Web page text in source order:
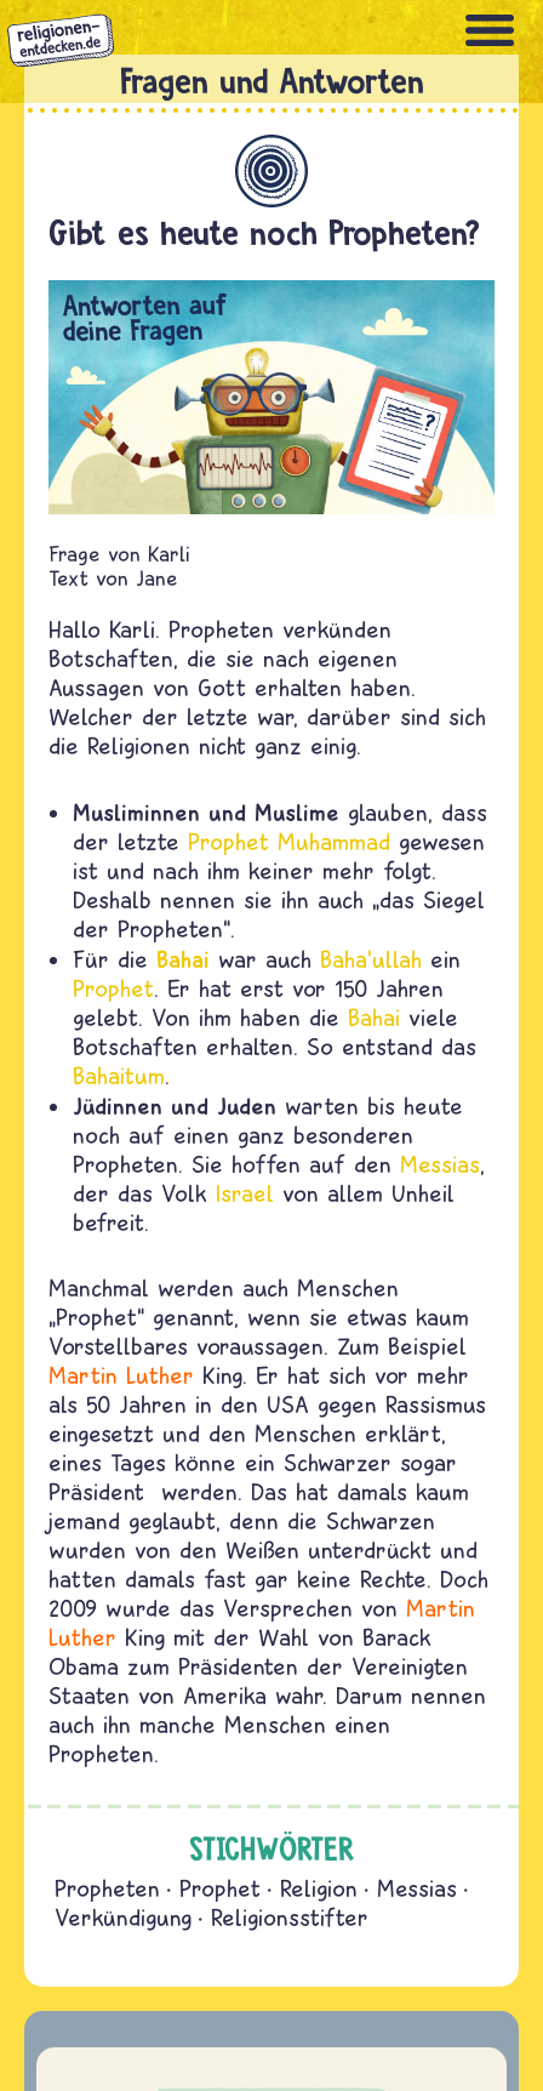
Direkt
zum
Inhalt
Gibt es heute noch Propheten?
Karli
Text von Jane
Hallo Karli. Propheten verkünden
Botschaften, die sie nach eigenen
Aussagen von Gott erhalten haben.
Welcher der letzte war, darüber sind sich
die Religionen nicht ganz einig.
Musliminnen und Muslime glauben, dass
der letzte Prophet Muhammad gewesen
ist und nach ihm keiner mehr folgt.
Deshalb nennen sie ihn auch „das Siegel
der Propheten“.
Für die Bahai war auch Baha’ullah ein
Prophet. Er hat erst vor 150 Jahren
gelebt. Von ihm haben die Bahai viele
Botschaften erhalten. So entstand das
Bahaitum.
Jüdinnen und Juden warten bis heute
noch auf einen ganz besonderen
Propheten. Sie hoffen auf den Messias,
der das Volk Israel von allem Unheil
befreit.
Manchmal werden auch Menschen
„Prophet“ genannt, wenn sie etwas kaum
Vorstellbares voraussagen. Zum Beispiel
Martin Luther King. Er hat sich vor mehr
als 50 Jahren in den USA gegen Rassismus
eingesetzt und den Menschen erklärt,
eines Tages könne ein Schwarzer sogar
Präsident werden. Das hat damals kaum
jemand geglaubt, denn die Schwarzen
wurden von den Weißen unterdrückt und
hatten damals fast gar keine Rechte. Doch
2009 wurde das Versprechen von Martin
Luther King mit der Wahl von Barack
Obama zum Präsidenten der Vereinigten
Staaten von Amerika wahr. Darum nennen
auch ihn manche Menschen einen
Propheten.
STICHWÖRTER
Propheten Prophet Religion
Messias
Verkündigung
Religionsstifter